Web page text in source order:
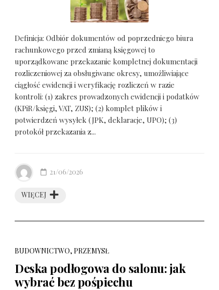
Definicja: Odbiór dokumentów od poprzedniego biura
rachunkowego przed zmianą księgowej to
uporządkowane przekazanie kompletnej dokumentacji
rozliczeniowej za obsługiwane okresy, umożliwiające
ciągłość ewidencji i weryfikację rozliczeń w razie
kontroli: (1) zakres prowadzonych ewidencji i podatków
(KPiR/księgi, VAT, ZUS); (2) komplet plików i
potwierdzeń wysyłek (JPK, deklaracje, UPO); (3)
protokół przekazania z...
WIĘCEJ
21/06/2026
BUDOWNICTWO, PRZEMYSŁ
Deska podłogowa do salonu: jak
wybrać bez pośpiechu